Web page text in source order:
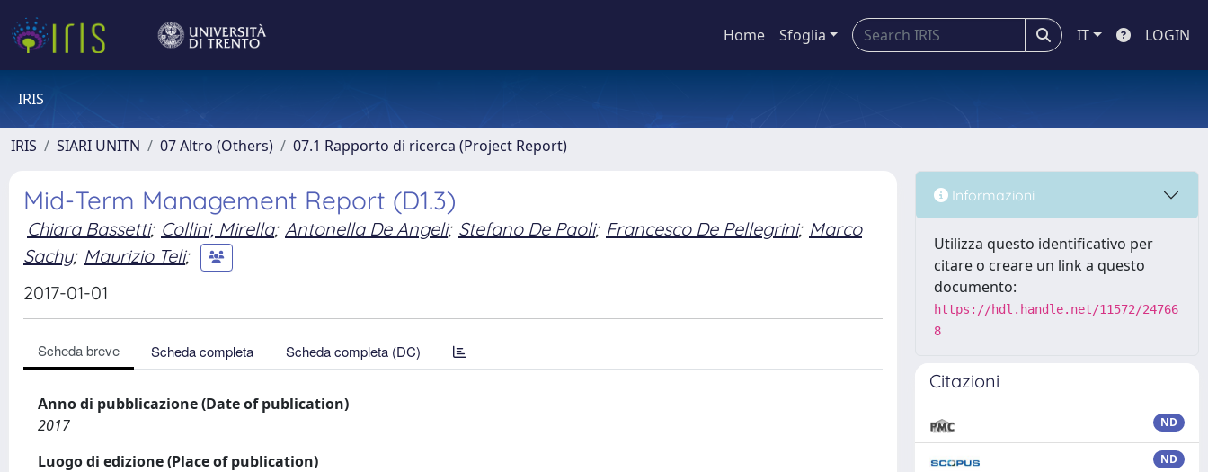
Home Sfoglia IT LOGIN
IRIS
IRIS SIARI UNITN 07 Altro (Others) 07.1 Rapporto di ricerca (Project Report)
Mid-Term Management Report (D1.3)
Chiara Bassetti; Collini, Mirella; Antonella De Angeli; Stefano De Paoli; Francesco De Pellegrini; Marco
Sachy; Maurizio Teli;
2017-01-01
Scheda breve Scheda completa Scheda completa (DC)
Anno di pubblicazione (Date of publication)
2017
Luogo di edizione (Place of publication)
Informazioni
Utilizza questo identificativo per
citare o creare un link a questo
documento:
https://hdl.handle.net/11572/24766
8
Citazioni
ND
ND